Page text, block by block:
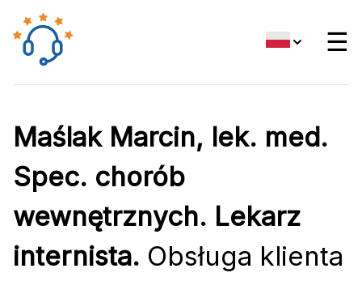
☰
Maślak Marcin, lek. med.
Spec. chorób
wewnętrznych. Lekarz
internista. Obsługa klienta